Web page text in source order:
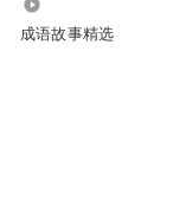
成语故事精选